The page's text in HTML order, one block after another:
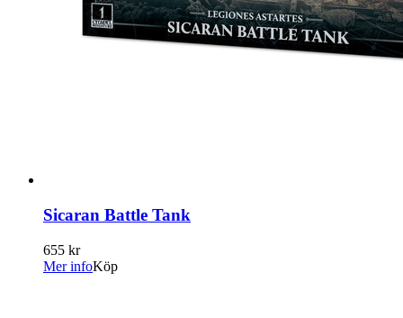
Sicaran Battle Tank
655 kr
Mer infoKöp